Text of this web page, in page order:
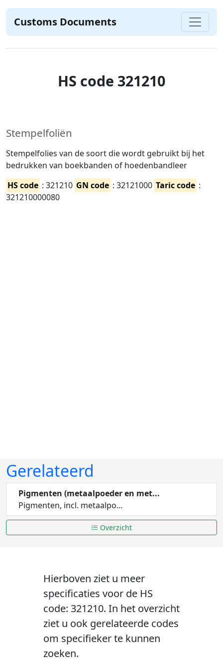
Customs Documents
HS code 321210
Stempelfoliën
Stempelfolies van de soort die wordt gebruikt bij het
bedrukken van boekbanden of hoedenbandleer
HS code : 321210 GN code : 32121000 Taric code :
321210000080
Gerelateerd
Pigmenten (metaalpoeder en met...
Pigmenten, incl. metaalpo...
Overzicht
Hierboven ziet u meer
specificaties voor de HS
code: 321210. In het overzicht
ziet u ook gerelateerde codes
om specifieker te kunnen
zoeken.